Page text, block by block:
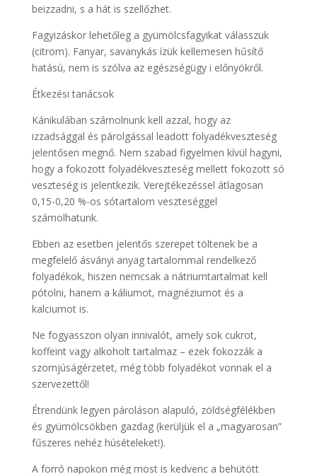
beizzadni, s a hát is szellőzhet.
Fagyizáskor lehetőleg a gyümölcsfagyikat válasszuk
(citrom). Fanyar, savanykás ízük kellemesen hűsítő
hatású, nem is szólva az egészségügy i előnyökről.
Étkezési tanácsok
Kánikulában számolnunk kell azzal, hogy az
izzadsággal és párolgással leadott folyadékveszteség
jelentősen megnő. Nem szabad figyelmen kívül hagyni,
hogy a fokozott folyadékveszteség mellett fokozott só
veszteség is jelentkezik. Verejtékezéssel átlagosan
0,15-0,20 %-os sótartalom veszteséggel
számolhatunk.
Ebben az esetben jelentős szerepet töltenek be a
megfelelő ásványi anyag tartalommal rendelkező
folyadékok, hiszen nemcsak a nátriumtartalmat kell
pótolni, hanem a káliumot, magnéziumot és a
kalciumot is.
Ne fogyasszon olyan innivalót, amely sok cukrot,
koffeint vagy alkoholt tartalmaz – ezek fokozzák a
szomjúságérzetet, még több folyadékot vonnak el a
szervezettől!
Étrendünk legyen pároláson alapuló, zöldségfélékben
és gyümölcsökben gazdag (kerüljük el a „magyarosan”
fűszeres nehéz húsételeket!).
A forró napokon még most is kedvenc a behütött